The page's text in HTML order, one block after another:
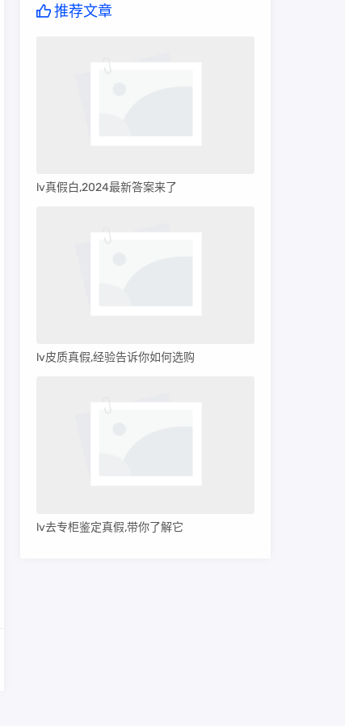
推荐文章
lv真假白,2024最新答案来了
lv皮质真假,经验告诉你如何选购
lv去专柜鉴定真假,带你了解它